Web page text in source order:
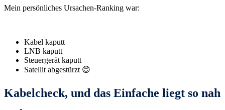
Mein persönliches Ursachen-Ranking war:
Kabel kaputt
LNB kaputt
Steuergerät kaputt
Satellit abgestürzt 😊
Kabelcheck, und das Einfache liegt so nah